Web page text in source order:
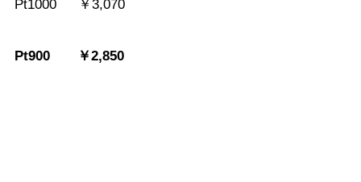
Pt1000 ￥3,070
Pt900 ￥2,850